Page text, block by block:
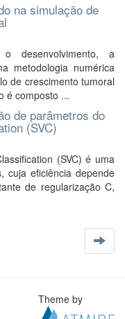
na simulação de
desenvolvimento, a
metodologia numérica
de crescimento tumoral
é composto ...
de parâmetros do
(SVC)
(SVC) é uma
cuja eficiência depende
de regularização C,
Theme by